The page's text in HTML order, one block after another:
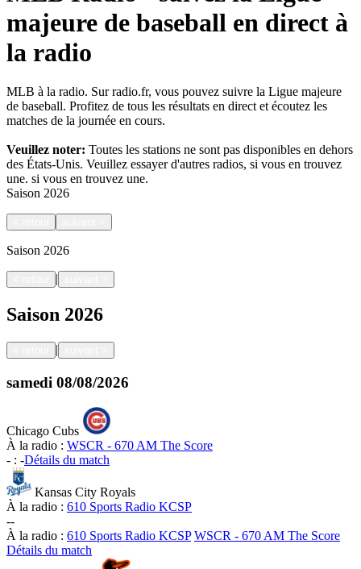
majeure de baseball en direct à
la radio
MLB à la radio. Sur radio.fr, vous pouvez suivre la Ligue majeure
de baseball. Profitez de tous les résultats en direct et écoutez les
matches de la journée en cours.
Veuillez noter: Toutes les stations ne sont pas disponibles en dehors
des États-Unis. Veuillez essayer d'autres radios, si vous en trouvez
une. si vous en trouvez une.
Saison 2026
Saison 2026
|
Saison 2026
|
samedi 08/08/2026
Chicago Cubs
À la radio : WSCR - 670 AM The Score
- : -Détails du match
Kansas City Royals
À la radio : 610 Sports Radio KCSP
--
À la radio : 610 Sports Radio KCSP WSCR - 670 AM The Score
Détails du match